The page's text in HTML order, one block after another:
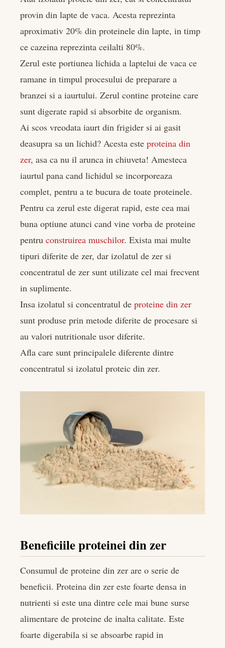
provin din lapte de vaca. Acesta reprezinta
aproximativ 20% din proteinele din lapte, in timp
ce cazeina reprezinta ceilalti 80%.
Zerul este portiunea lichida a laptelui de vaca ce
ramane in timpul procesului de preparare a
branzei si a iaurtului. Zerul contine proteine care
sunt digerate rapid si absorbite de organism.
Ai scos vreodata iaurt din frigider si ai gasit
deasupra sa un lichid? Acesta este proteina din
zer, asa ca nu il arunca in chiuveta! Amesteca
iaurtul pana cand lichidul se incorporeaza
complet, pentru a te bucura de toate proteinele.
Pentru ca zerul este digerat rapid, este cea mai
buna optiune atunci cand vine vorba de proteine
pentru construirea muschilor. Exista mai multe
tipuri diferite de zer, dar izolatul de zer si
concentratul de zer sunt utilizate cel mai frecvent
in suplimente.
Insa izolatul si concentratul de proteine din zer
sunt produse prin metode diferite de procesare si
au valori nutritionale usor diferite.
Afla care sunt principalele diferente dintre
concentratul si izolatul proteic din zer.
Beneficiile proteinei din zer
Consumul de proteine din zer are o serie de
beneficii. Proteina din zer este foarte densa in
nutrienti si este una dintre cele mai bune surse
alimentare de proteine de inalta calitate. Este
foarte digerabila si se absoarbe rapid in